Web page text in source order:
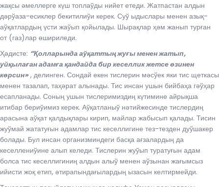
жақсы әмеллерге күш топлаўды нийет етеди. Жатпастан алдын
дәрўаза-есиклер бекитилиўи керек. Суў ыдыслары менен азық-
аўқатлардың үсти жаўып қойылады. Шырақлар ҳәм жанып турған
от (газ)лар өшириледи.
Ҳәдисте: “Қолларында аўқаттың жуғы менен жатып,
уйқылаған адамға қандайда бир кеселлик жетсе өзинен
көрсин» , делинген. Сондай екен тислерин мәсўек яки тис щеткасы
менен тазалап, таҳәрат алынады. Тис инсан ушын бийбаҳа гәўҳар
есапланады. Соның ушын тислеримиздиң күтимине айрықша
итибар бериўимиз керек. Аўқатланыў нәтийжесинде тислердиң
арасына аўқат қалдықлары кирип, майлар жабысып қалады. Тисин
жуўмай жататуғын адамлар тис кеселлигине тез-тезден дуўшакер
болады. Бул инсан организминдеги басқа ағзалардың да
кеселлениўине алып келеди. Тислерин жуўып туратуғын адам
болса тис кеселлигиниң алдын алыў менен аўзынан жағымсыз
ийисти жоқ етип, әтирапындағылардың ызасын келтирмейди.